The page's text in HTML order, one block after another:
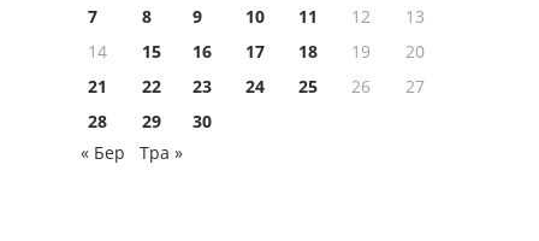
7
8 9 10 11 12
13
14
15 16 17 18 19
20
21
22 23 24 25 26
27
28
29
30
« Бер
Тра »